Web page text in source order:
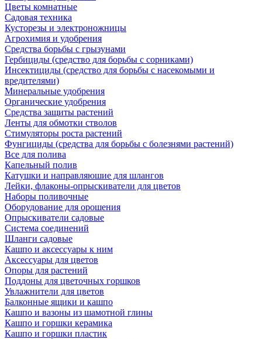
Цветы комнатные
Садовая техника
Кусторезы и электроножницы
Агрохимия и удобрения
Средства борьбы с грызунами
Гербициды (средство для борьбы с сорниками)
Инсектициды (средство для борьбы с насекомыми и
вредителями)
Минеральные удобрения
Органические удобрения
Средства защиты растений
Ленты для обмотки стволов
Стимуляторы роста растений
Фунгициды (средства для борьбы с болезнями растений)
Все для полива
Капельный полив
Катушки и направляюшие для шлангов
Лейки, флаконы-опрыскиватели для цветов
Наборы поливочные
Оборудование для орошения
Опрыскиватели садовые
Система соединений
Шланги садовые
Кашпо и аксессуары к ним
Аксессуары для цветов
Опоры для растений
Поддоны для цветочных горшков
Увлажнители для цветов
Балконные ящики и кашпо
Кашпо и вазоны из шамотной глины
Кашпо и горшки керамика
Кашпо и горшки пластик